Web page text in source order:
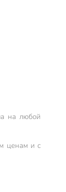
на любой
ценам и с